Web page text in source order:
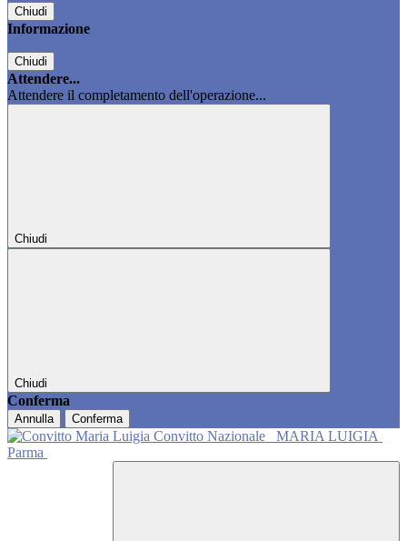
Chiudi
Informazione
Chiudi
Attendere...
Attendere il completamento dell'operazione...
Chiudi
Chiudi
Conferma
Annulla Conferma
Convitto Nazionale
MARIA LUIGIA
Parma